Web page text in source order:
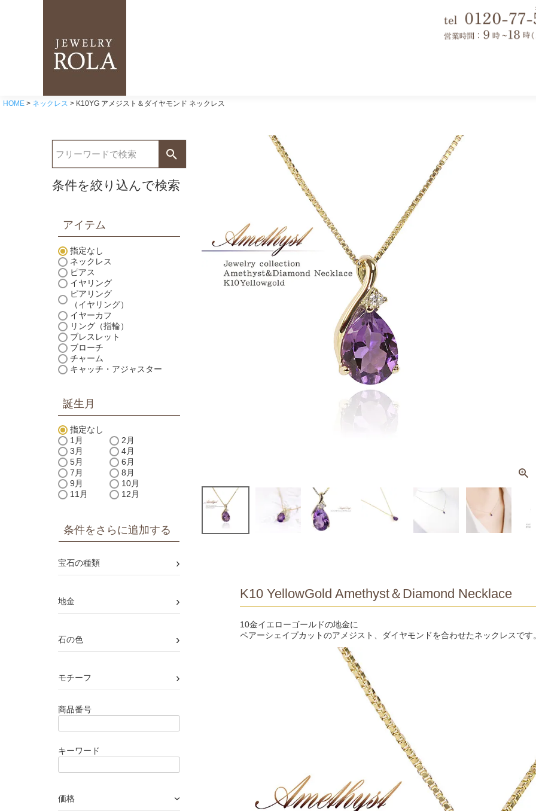
HOME ネックレス K10YG アメジスト＆ダイヤモンド ネックレス
条件を絞り込んで検索
アイテム
指定なし
ネックレス
ピアス
イヤリング
ピアリング
（イヤリング）
イヤーカフ
リング（指輪）
ブレスレット
ブローチ
チャーム
キャッチ・アジャスター
誕生月
指定なし
1月
2月
3月
4月
5月
6月
7月
8月
9月
10月
11月
12月
条件をさらに追加する
宝石の種類 ›
地金 ›
石の色 ›
モチーフ ›
商品番号
キーワード
価格 ›
K10 YellowGold Amethyst＆Diamond Necklace
10金イエローゴールドの地金に
ペアーシェイプカットのアメジスト、ダイヤモンドを合わせたネックレスです